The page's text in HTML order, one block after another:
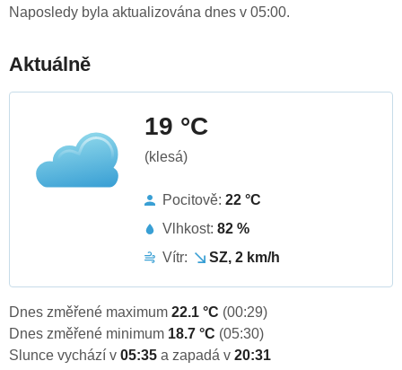
Naposledy byla aktualizována dnes v 05:00.
Aktuálně
19 °C
(klesá)
Pocitově: 22 °C
Vlhkost: 82 %
Vítr:
SZ, 2 km/h
Dnes změřené maximum 22.1 °C (00:29)
Dnes změřené minimum 18.7 °C (05:30)
Slunce vychází v 05:35 a zapadá v 20:31